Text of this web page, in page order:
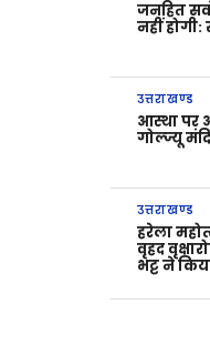
जनहित
नहीं
उत्तराखण्ड
आस्था पर
गोल्ज्यू
उत्तराखण्ड
हरेला
वृहद
भट्ट ने